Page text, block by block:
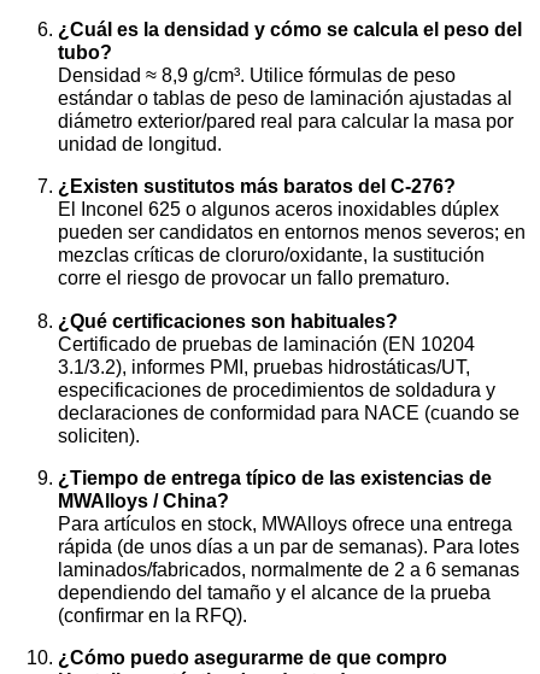
¿Cuál es la densidad y cómo se calcula el peso del
tubo?
Densidad ≈ 8,9 g/cm³. Utilice fórmulas de peso
estándar o tablas de peso de laminación ajustadas al
diámetro exterior/pared real para calcular la masa por
unidad de longitud.
¿Existen sustitutos más baratos del C-276?
El Inconel 625 o algunos aceros inoxidables dúplex
pueden ser candidatos en entornos menos severos; en
mezclas críticas de cloruro/oxidante, la sustitución
corre el riesgo de provocar un fallo prematuro.
¿Qué certificaciones son habituales?
Certificado de pruebas de laminación (EN 10204
3.1/3.2), informes PMI, pruebas hidrostáticas/UT,
especificaciones de procedimientos de soldadura y
declaraciones de conformidad para NACE (cuando se
soliciten).
¿Tiempo de entrega típico de las existencias de
MWAlloys / China?
Para artículos en stock, MWAlloys ofrece una entrega
rápida (de unos días a un par de semanas). Para lotes
laminados/fabricados, normalmente de 2 a 6 semanas
dependiendo del tamaño y el alcance de la prueba
(confirmar en la RFQ).
¿Cómo puedo asegurarme de que compro